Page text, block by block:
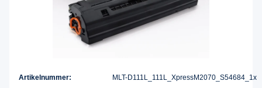
Artikelnummer:
MLT-D111L_111L_XpressM2070_S54684_1x